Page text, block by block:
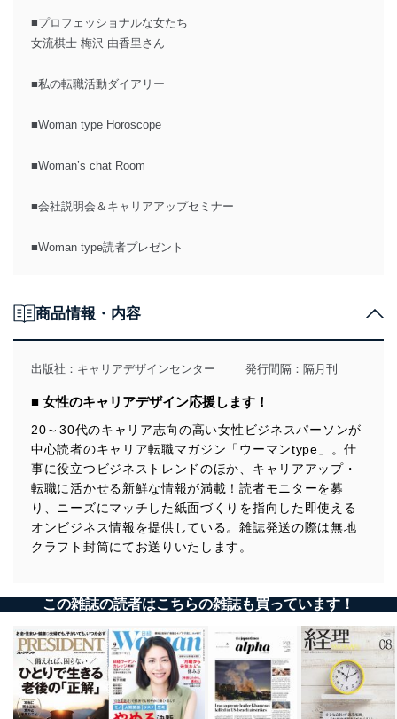
■プロフェッショナルな女たち
女流棋士 梅沢 由香里さん
■私の転職活動ダイアリー
■Woman type Horoscope
■Woman’s chat Room
■会社説明会＆キャリアアップセミナー
■Woman type読者プレゼント
商品情報・内容
出版社： キャリアデザインセンター 発行間隔：隔月刊
■ 女性のキャリアデザイン応援します！
20～30代のキャリア志向の高い女性ビジネスパーソンが
中心読者のキャリア転職マガジン「ウーマンtype」。仕
事に役立つビジネストレンドのほか、キャリアアップ・
転職に活かせる新鮮な情報が満載！読者モニターを募
り、ニーズにマッチした紙面づくりを指向した即使える
オンビジネス情報を提供している。雑誌発送の際は無地
クラフト封筒にてお送りいたします。
この雑誌の読者はこちらの雑誌も買っています！